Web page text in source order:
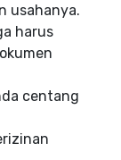
usahanya.
harus
centang